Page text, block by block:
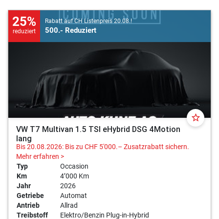
25%
reduziert
Rabatt auf CH Listenpreis 20.08.!
500.- Reduziert
star_border
VW T7 Multivan 1.5 TSI eHybrid DSG 4Motion
lang
Bis 20.08.2026: Bis zu CHF 5'000.– Zusatzrabatt sichern.
Mehr erfahren >
Typ
Occasion
Km
4’000 Km
Jahr
2026
Getriebe
Automat
Antrieb
Allrad
Treibstoff
Elektro/Benzin Plug-in-Hybrid